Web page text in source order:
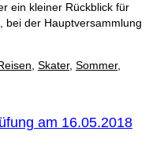
ein kleiner Rückblick für
der Hauptversammlung
Skater, Sommer,
am 16.05.2018